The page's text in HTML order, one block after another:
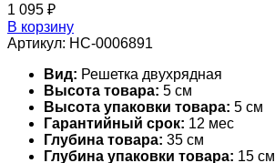
1 095 ₽
В корзину
Артикул: НС-0006891
Вид: Решетка двухрядная
Высота товара: 5 см
Высота упаковки товара: 5 см
Гарантийный срок: 12 мес
Глубина товара: 35 см
Глубина упаковки товара: 15 см